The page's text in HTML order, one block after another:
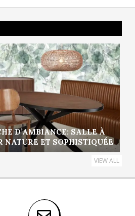
D’AMBIANCE: SALLE À
NATURE ET SOPHISTIQUÉE
VIEW ALL